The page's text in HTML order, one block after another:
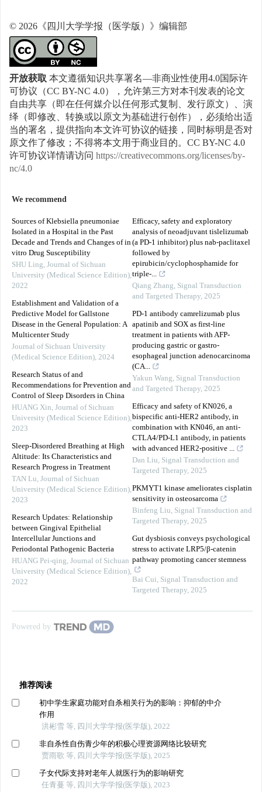
© 2026《四川大学学报（医学版）》编辑部
开放获取本文遵循知识共享署名—非商业性使用4.0国际许
可协议（CC BY-NC 4.0），允许第三方对本刊发表的论文
自由共享（即在任何媒介以任何形式复制、发行原文）、演
绎（即修改、转换或以原文为基础进行创作），必须给出适
当的署名，提供指向本文许可协议的链接，同时标明是否对
原文作了修改；不得将本文用于商业目的。CC BY-NC 4.0
许可协议详情请访问 https://creativecommons.org/licenses/by-
nc/4.0
We recommend
Sources of Klebsiella pneumoniae
Isolated in a Hospital in the Past
Decade and Trends and Changes of in
vitro Drug Susceptibility
SHU Ling, Journal of Sichuan
University (Medical Science Edition),
2022
Establishment and Validation of a
Predictive Model for Gallstone
Disease in the General Population: A
Multicenter Study
Journal of Sichuan University
(Medical Science Edition), 2024
Research Status of and
Recommendations for Prevention and
Control of Sleep Disorders in China
HUANG Xin, Journal of Sichuan
University (Medical Science Edition),
2023
Sleep-Disordered Breathing at High
Altitude: Its Characteristics and
Research Progress in Treatment
TAN Lu, Journal of Sichuan
University (Medical Science Edition),
2023
Research Updates: Relationship
between Gingival Epithelial
Intercellular Junctions and
Periodontal Pathogenic Bacteria
HUANG Pei-qing, Journal of Sichuan
University (Medical Science Edition),
2022
Efficacy, safety and exploratory
analysis of neoadjuvant tislelizumab
(a PD-1 inhibitor) plus nab-paclitaxel
followed by
epirubicin/cyclophosphamide for
triple-...
Qiang Zhang, Signal Transduction
and Targeted Therapy, 2025
PD-1 antibody camrelizumab plus
apatinib and SOX as first-line
treatment in patients with AFP-
producing gastric or gastro-
esophageal junction adenocarcinoma
(CA...
Yakun Wang, Signal Transduction
and Targeted Therapy, 2025
Efficacy and safety of KN026, a
bispecific anti-HER2 antibody, in
combination with KN046, an anti-
CTLA4/PD-L1 antibody, in patients
with advanced HER2-positive ...
Dan Liu, Signal Transduction and
Targeted Therapy, 2025
PKMYT1 kinase ameliorates cisplatin
sensitivity in osteosarcoma
Binfeng Liu, Signal Transduction and
Targeted Therapy, 2025
Gut dysbiosis conveys psychological
stress to activate LRP5/β-catenin
pathway promoting cancer stemness
Bai Cui, Signal Transduction and
Targeted Therapy, 2025
Powered by
推荐阅读
初中学生家庭功能对自杀相关行为的影响：抑郁的中介
作用
洪彬雪 等, 四川大学学报(医学版), 2022
非自杀性自伤青少年的积极心理资源网络比较研究
贾雨歌 等, 四川大学学报(医学版), 2025
子女代际支持对老年人就医行为的影响研究
任青蔓 等, 四川大学学报(医学版), 2023